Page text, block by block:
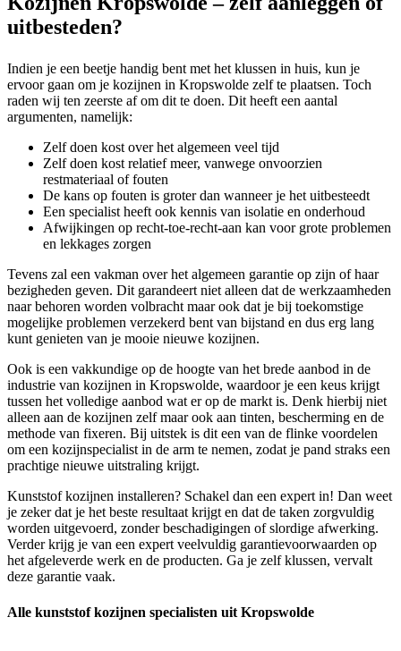
uitbesteden?
Indien je een beetje handig bent met het klussen in huis, kun je
ervoor gaan om je kozijnen in Kropswolde zelf te plaatsen. Toch
raden wij ten zeerste af om dit te doen. Dit heeft een aantal
argumenten, namelijk:
Zelf doen kost over het algemeen veel tijd
Zelf doen kost relatief meer, vanwege onvoorzien
restmateriaal of fouten
De kans op fouten is groter dan wanneer je het uitbesteedt
Een specialist heeft ook kennis van isolatie en onderhoud
Afwijkingen op recht-toe-recht-aan kan voor grote problemen
en lekkages zorgen
Tevens zal een vakman over het algemeen garantie op zijn of haar
bezigheden geven. Dit garandeert niet alleen dat de werkzaamheden
naar behoren worden volbracht maar ook dat je bij toekomstige
mogelijke problemen verzekerd bent van bijstand en dus erg lang
kunt genieten van je mooie nieuwe kozijnen.
Ook is een vakkundige op de hoogte van het brede aanbod in de
industrie van kozijnen in Kropswolde, waardoor je een keus krijgt
tussen het volledige aanbod wat er op de markt is. Denk hierbij niet
alleen aan de kozijnen zelf maar ook aan tinten, bescherming en de
methode van fixeren. Bij uitstek is dit een van de flinke voordelen
om een kozijnspecialist in de arm te nemen, zodat je pand straks een
prachtige nieuwe uitstraling krijgt.
Kunststof kozijnen installeren? Schakel dan een expert in! Dan weet
je zeker dat je het beste resultaat krijgt en dat de taken zorgvuldig
worden uitgevoerd, zonder beschadigingen of slordige afwerking.
Verder krijg je van een expert veelvuldig garantievoorwaarden op
het afgeleverde werk en de producten. Ga je zelf klussen, vervalt
deze garantie vaak.
Alle kunststof kozijnen specialisten uit Kropswolde